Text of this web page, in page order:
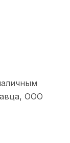
ООО